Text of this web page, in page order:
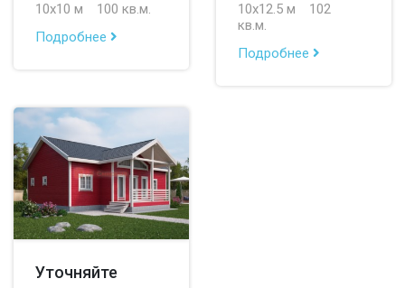
10х10 м
100 кв.м.
Подробнее
10х12.5 м
102
кв.м.
Подробнее
Уточняйте